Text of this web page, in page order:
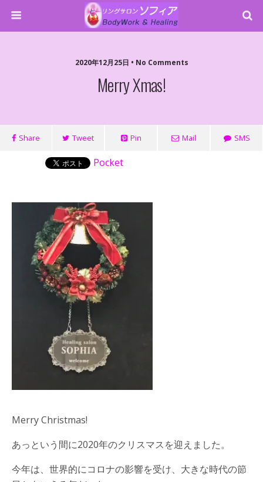
2020年12月25日 • No Comments
Merry Xmas!
Share Tweet Pin Mail SMS
Pocket
Merry Christmas!
あっという間に2020年のクリスマスを迎えました。
今年は、世界的にコロナの影響を受け、大きな時代の節